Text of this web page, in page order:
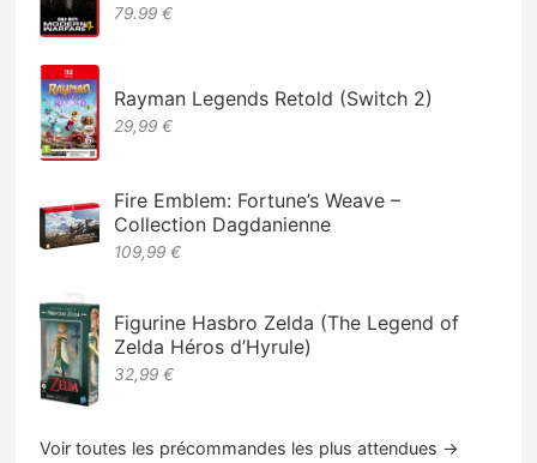
79.99 €
Rayman Legends Retold (Switch 2)
29,99 €
Fire Emblem: Fortune’s Weave –
Collection Dagdanienne
109,99 €
Figurine Hasbro Zelda (The Legend of
Zelda Héros d’Hyrule)
32,99 €
Voir toutes les précommandes les plus attendues →